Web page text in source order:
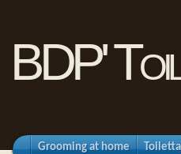
BDP'
Grooming at home